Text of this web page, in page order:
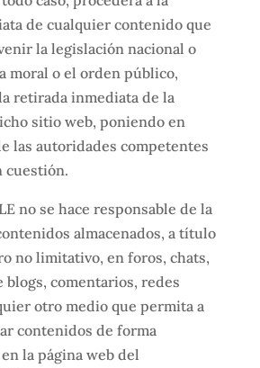
de cualquier contenido que
la legislación nacional o
moral o el orden público,
retirada inmediata de la
sitio web, poniendo en
las autoridades competentes
cuestión.
no se hace responsable de la
almacenados, a título
no limitativo, en foros, chats,
blogs, comentarios, redes
otro medio que permita a
contenidos de forma
la página web del